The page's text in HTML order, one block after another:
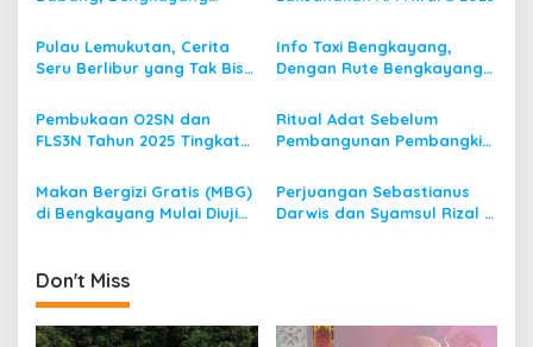
i
g
a
t
i
o
n
Pulau Lemukutan, Cerita
Seru Berlibur yang Tak Bisa
Info Taxi Bengkayang,
Dengan Rute Bengkayang
Pembukaan O2SN dan
FLS3N Tahun 2025 Tingkat
Bengkayang
Ritual Adat Sebelum
Pembangunan Pembangkit
(PLTMH)
Makan Bergizi Gratis (MBG)
di Bengkayang Mulai Diuji
Perjuangan Sebastianus
Darwis dan Syamsul Rizal 2
Don't Miss